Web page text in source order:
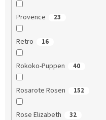
Provence 23
Retro 16
Rokoko-Puppen 40
Rosarote Rosen 152
Rose Elizabeth 32